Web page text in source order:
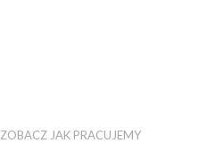
ZOBACZ JAK PRACUJEMY